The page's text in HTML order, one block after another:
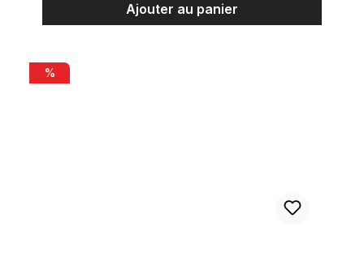
Ajouter au panier
Pignon Single Speed Point avec 16 dents et jeu de bagues
%